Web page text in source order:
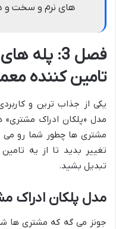
های نرم و سخت و
فصل 3: پله
تامین کننده
یکی از جذاب ترین و
مدل «پلکان ادراک
مشتری ها چطور شما رو می
تغییر بدید تا از یه
تبدیل بشید.
مدل پلکان ادراک
جونز می گه که مشتری ها